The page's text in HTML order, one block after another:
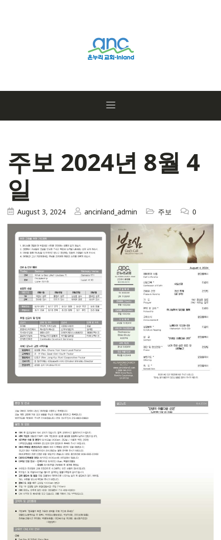
주보 2024년 8월 4
일
August 3, 2024 ancinland_admin 주보 0